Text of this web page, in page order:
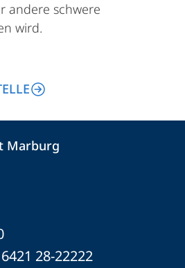
andere schwere
wird.
Marburg
28-22222